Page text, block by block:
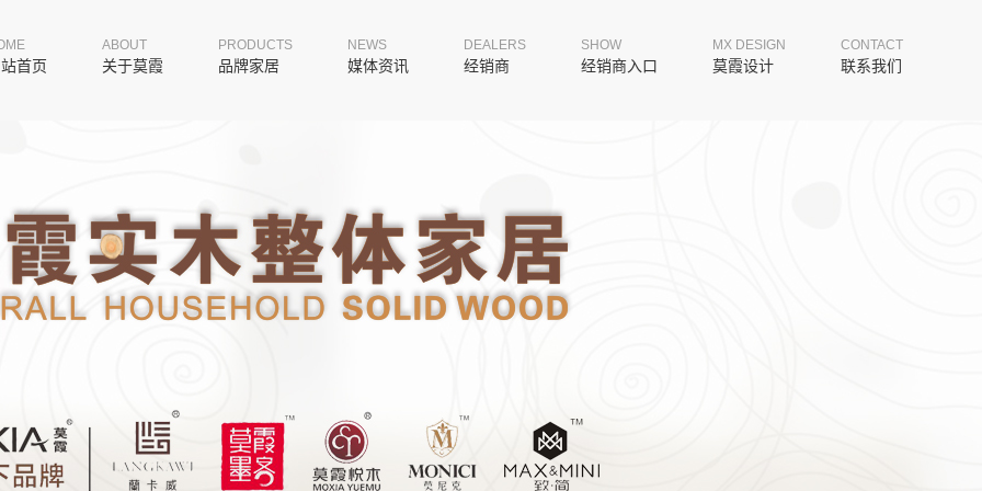
首页
ABOUT
关于莫霞
PRODUCTS
品牌家居
NEWS
媒体资讯
DEALERS
经销商
SHOW
经销商入口
MX DESIGN
莫霞设计
CONTACT
联系我们